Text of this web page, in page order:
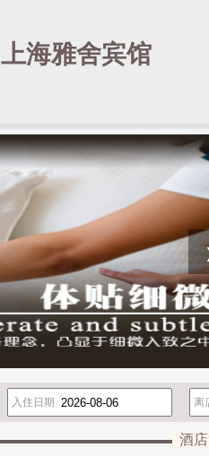
上海雅舍宾馆
入住日期 离
酒